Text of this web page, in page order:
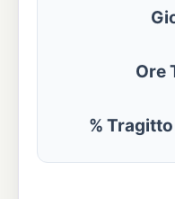
Ore
%